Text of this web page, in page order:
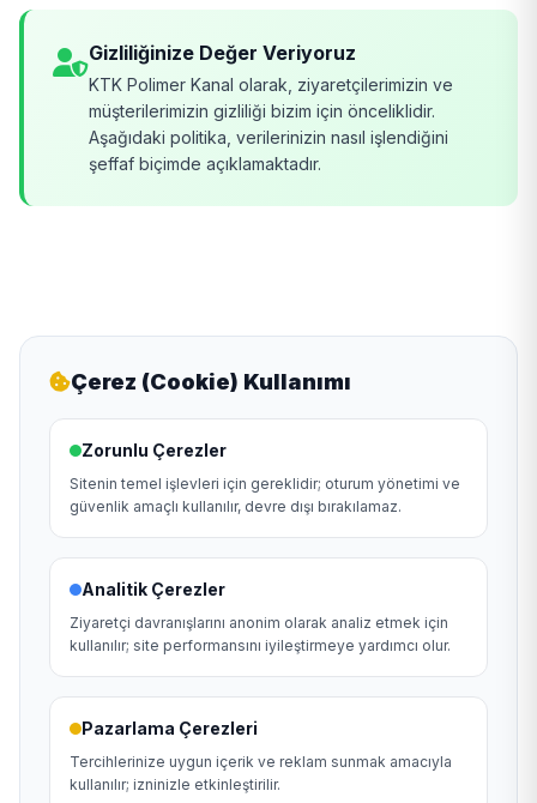
Gizliliğinize Değer Veriyoruz
KTK Polimer Kanal olarak, ziyaretçilerimizin ve
müşterilerimizin gizliliği bizim için önceliklidir.
Aşağıdaki politika, verilerinizin nasıl işlendiğini
şeffaf biçimde açıklamaktadır.
Çerez (Cookie) Kullanımı
Zorunlu Çerezler
Sitenin temel işlevleri için gereklidir; oturum yönetimi ve
güvenlik amaçlı kullanılır, devre dışı bırakılamaz.
Analitik Çerezler
Ziyaretçi davranışlarını anonim olarak analiz etmek için
kullanılır; site performansını iyileştirmeye yardımcı olur.
Pazarlama Çerezleri
Tercihlerinize uygun içerik ve reklam sunmak amacıyla
kullanılır; izninizle etkinleştirilir.